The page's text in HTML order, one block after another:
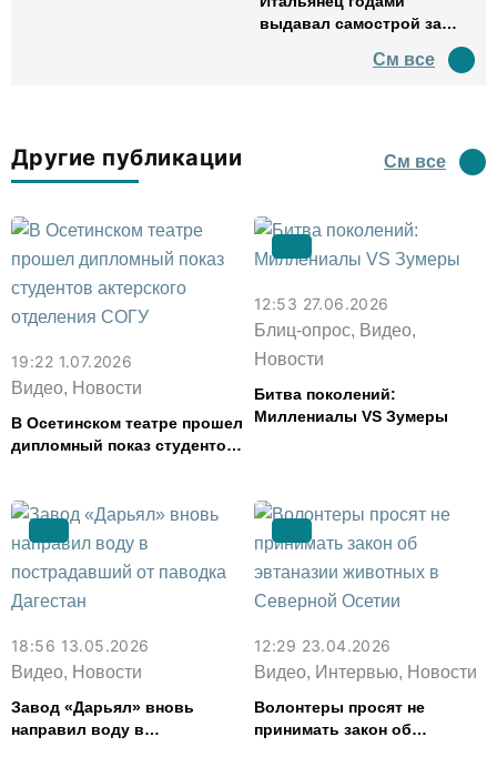
выдавал самострой за
водил туда туристов
См все
Другие публикации См все
19:22 1.07.2026
Видео, Новости
В Осетинском театре прошел
дипломный показ студентов
12:53 27.06.2026
Блиц-опрос, Видео,
Новости
Битва поколений:
Миллениалы VS Зумеры
18:56 13.05.2026
Видео, Новости
Завод «Дарьял» вновь
направил воду в
12:29 23.04.2026
Видео, Интервью, Новости
Волонтеры просят не
принимать закон об